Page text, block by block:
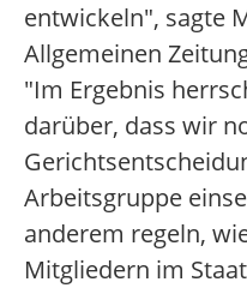
entwickeln", sagte
Allgemeinen
"Im Ergebnis
darüber, dass wir
Arbeitsgruppe
anderem regeln,
Mitgliedern im